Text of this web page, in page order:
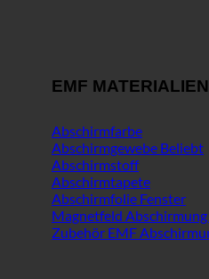
EMF MATERIALIEN
Abschirmfarbe
Abschirmgewebe
Abschirmstoff
Abschirmtapete
Abschirmfolie Fenster
Magnetfeld Abschirmung
Zubehör EMF